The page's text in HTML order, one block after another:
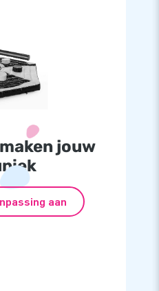
jouw
aan